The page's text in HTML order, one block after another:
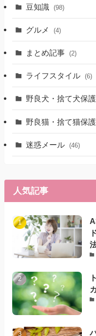
豆知識 (98)
グルメ (4)
まとめ記事 (2)
ライフスタイル (6)
野良犬・捨て犬保
野良猫・捨て猫保
迷惑メール (46)
人気記事